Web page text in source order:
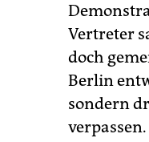
Vertreter
doch
Berlin
sondern
verpassen.